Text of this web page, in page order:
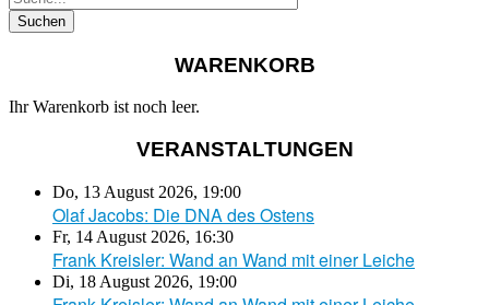
WARENKORB
Ihr Warenkorb ist noch leer.
VERANSTALTUNGEN
Do, 13 August 2026, 19:00
Olaf Jacobs: Die DNA des Ostens
Fr, 14 August 2026, 16:30
Frank Kreisler: Wand an Wand mit einer Leiche
Di, 18 August 2026, 19:00